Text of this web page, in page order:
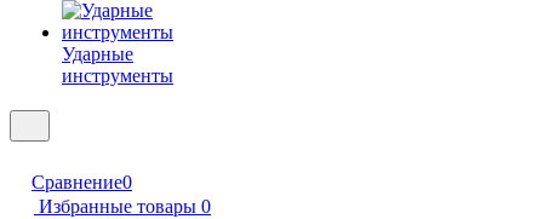
Ударные
инструменты
Сравнение0
Избранные товары 0